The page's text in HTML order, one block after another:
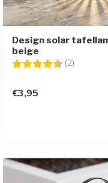
Design solar
beige
Beoordeling: (2)
€3,95